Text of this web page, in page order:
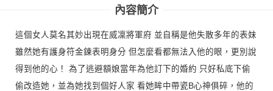
內容簡介
這個女人莫名其妙出現在威凜將軍府 並自稱是他失散多年的表妹
雖然她有護身符金鍊表明身分 但怎麼看都無法入他的眼，更別說
得到他的心！ 為了逃避額娘當年為他訂下的婚約 只好私底下偷
偷改造她，並為她找到個好人家 看她眸中帶瓷B心神俱碎，他的